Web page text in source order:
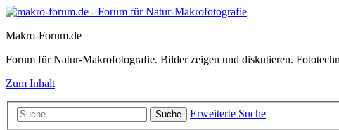
Makro-Forum.de
Forum für Natur-Makrofotografie. Bilder zeigen und diskutieren.
Zum Inhalt
Suche Erweiterte Suche